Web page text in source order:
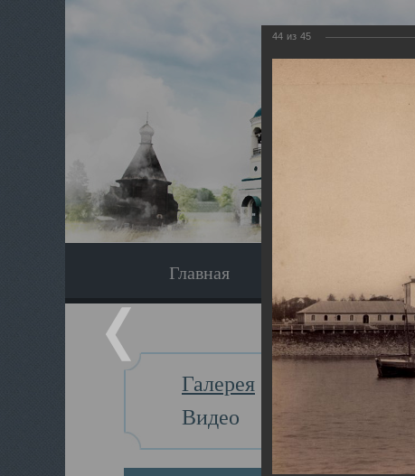
Главная
Галерея
Видео
44 из 45